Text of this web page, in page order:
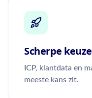
Scherpe
ICP, klantdata en
meeste kans zit.